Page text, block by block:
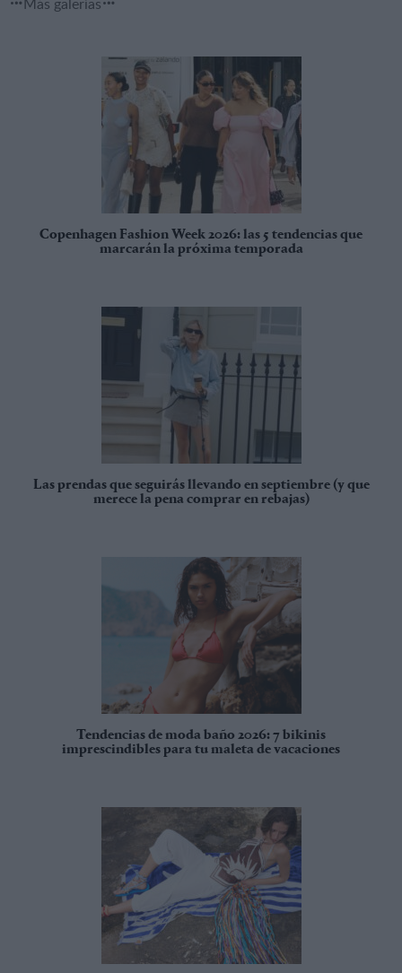
Más galerías
Copenhagen Fashion Week 2026: las 5 tendencias que
marcarán la próxima temporada
Las prendas que seguirás llevando en septiembre (y que
merece la pena comprar en rebajas)
Tendencias de moda baño 2026: 7 bikinis
imprescindibles para tu maleta de vacaciones